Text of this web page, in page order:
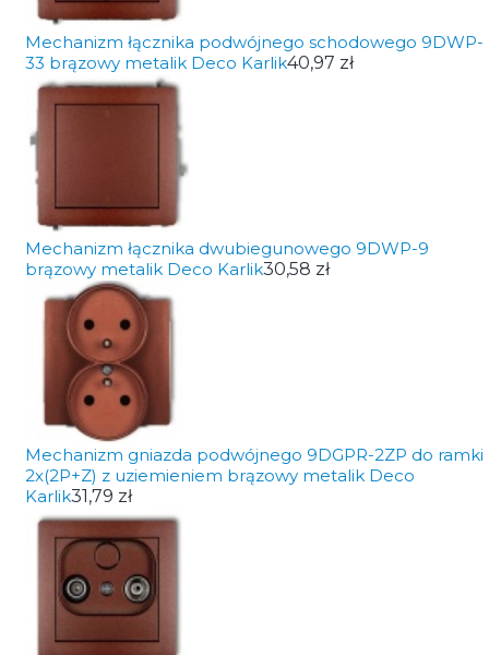
Mechanizm łącznika podwójnego schodowego 9DWP-
33 brązowy metalik Deco Karlik40,97 zł
Mechanizm łącznika dwubiegunowego 9DWP-9
brązowy metalik Deco Karlik30,58 zł
Mechanizm gniazda podwójnego 9DGPR-2ZP do ramki
2x(2P+Z) z uziemieniem brązowy metalik Deco
Karlik31,79 zł